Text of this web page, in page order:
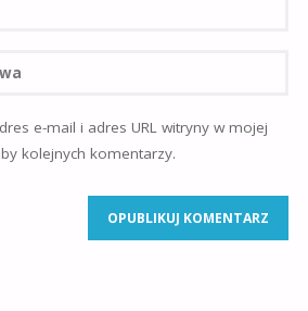
e-mail i adres URL witryny w mojej
kolejnych komentarzy.